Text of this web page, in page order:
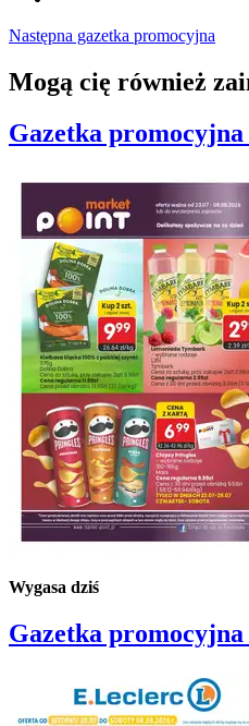
Następna gazetka promocyjna
Mogą cię również
Gazetka promocyjna
Wygasa dziś
Gazetka promocyjna